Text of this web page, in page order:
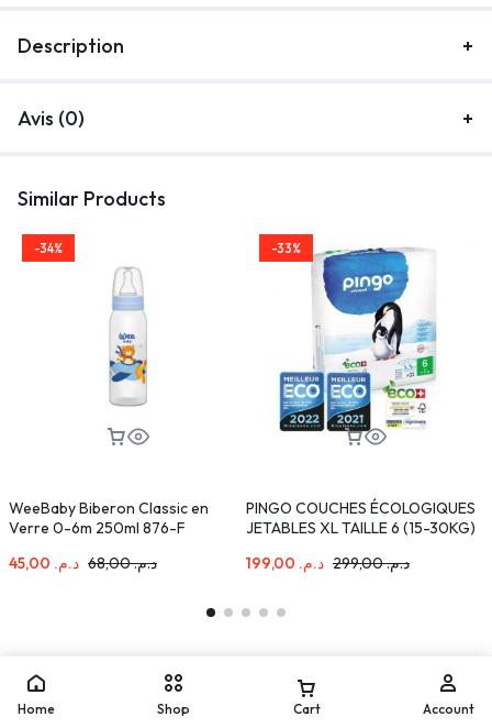
Description
Avis (0)
Similar Products
-34%
WeeBaby Biberon Classic en
Verre 0-6m 250ml 876-F
د.م.
د.م.68,00
-33%
PINGO COUCHES ÉCOLOGIQUES
JETABLES XL TAILLE 6 (15-30KG)
د.م. د.م.299,00
Home Shop Cart Account